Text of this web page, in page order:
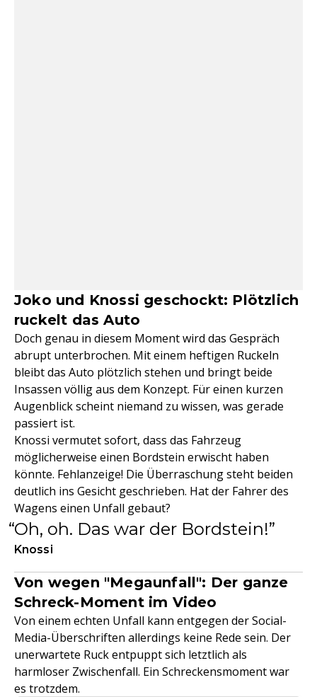
Joko und Knossi geschockt: Plötzlich
ruckelt das Auto
Doch genau in diesem Moment wird das Gespräch
abrupt unterbrochen. Mit einem heftigen Ruckeln
bleibt das Auto plötzlich stehen und bringt beide
Insassen völlig aus dem Konzept. Für einen kurzen
Augenblick scheint niemand zu wissen, was gerade
passiert ist.
Knossi vermutet sofort, dass das Fahrzeug
möglicherweise einen Bordstein erwischt haben
könnte. Fehlanzeige! Die Überraschung steht beiden
deutlich ins Gesicht geschrieben. Hat der Fahrer des
Wagens einen Unfall gebaut?
Oh, oh. Das war der Bordstein!
Knossi
Von wegen "Megaunfall": Der ganze
Schreck-Moment im Video
Von einem echten Unfall kann entgegen der Social-
Media-Überschriften allerdings keine Rede sein. Der
unerwartete Ruck entpuppt sich letztlich als
harmloser Zwischenfall. Ein Schreckensmoment war
es trotzdem.